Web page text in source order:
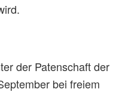
der Patenschaft der
bei freiem